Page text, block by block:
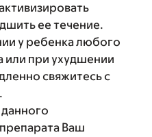
ее течение.
у ребенка любого
или при ухудшении
свяжитесь с
Ваш